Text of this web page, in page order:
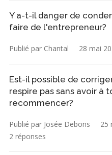
Y a-t-il danger de
faire de l'entrepreneur?
Publié par Chantal 28 mai
Est-il possible de
respire pas sans avoir à
recommencer?
Publié par Josée Debons 25
2 réponses